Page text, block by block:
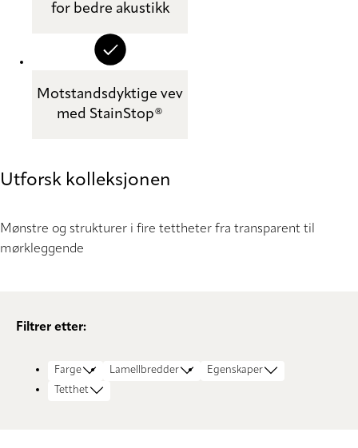
for bedre akustikk
Motstandsdyktige vev
med StainStop®
Utforsk kolleksjonen
Mønstre og strukturer i fire tettheter fra transparent til
mørkleggende
Filtrer etter:
Farge Lamellbredder
Egenskaper
Tetthet